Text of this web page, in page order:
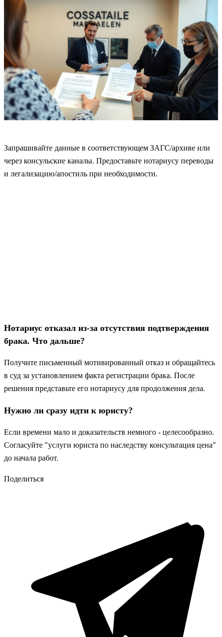
Запрашивайте данные в соответствующем ЗАГС/архиве или
через консульские каналы. Предоставьте нотариусу переводы
и легализацию/апостиль при необходимости.
Нотариус отказал из‑за отсутствия подтверждения
брака. Что дальше?
Получите письменный мотивированный отказ и обращайтесь
в суд за установлением факта регистрации брака. После
решения представьте его нотариусу для продолжения дела.
Нужно ли сразу идти к юристу?
Если времени мало и доказательств немного - целесообразно.
Согласуйте "услуги юриста по наследству консультация цена"
до начала работ.
Поделиться